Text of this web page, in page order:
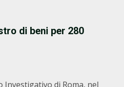
di beni per 280
Investigativo di Roma, nel